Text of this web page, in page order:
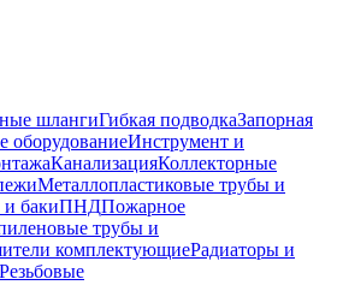
шлангиГибкая подводкаЗапорная
оборудованиеИнструмент и
КанализацияКоллекторные
Металлопластиковые трубы и
бакиПНДПожарное
трубы и
комплектующиеРадиаторы и
Резьбовые